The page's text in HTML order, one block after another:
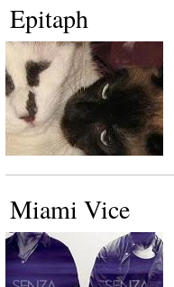
Epitaph
Miami Vice